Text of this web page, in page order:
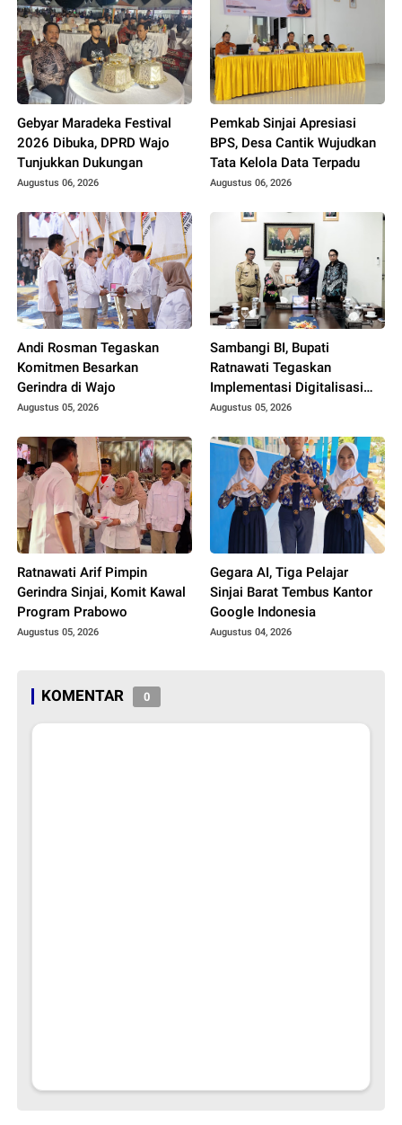
Gebyar Maradeka Festival
2026 Dibuka, DPRD Wajo
Tunjukkan Dukungan
Augustus 06, 2026
Pemkab Sinjai Apresiasi
BPS, Desa Cantik Wujudkan
Tata Kelola Data Terpadu
Augustus 06, 2026
Andi Rosman Tegaskan
Komitmen Besarkan
Gerindra di Wajo
Augustus 05, 2026
Sambangi BI, Bupati
Ratnawati Tegaskan
Implementasi Digitalisasi
Daerah
Augustus 05, 2026
Ratnawati Arif Pimpin
Gerindra Sinjai, Komit Kawal
Program Prabowo
Augustus 05, 2026
Gegara AI, Tiga Pelajar
Sinjai Barat Tembus Kantor
Google Indonesia
Augustus 04, 2026
KOMENTAR 0